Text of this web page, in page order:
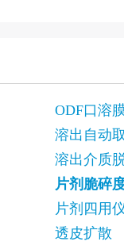
ODF口溶
溶出自动
溶出介质
片剂脆碎
片剂四用
透皮扩散